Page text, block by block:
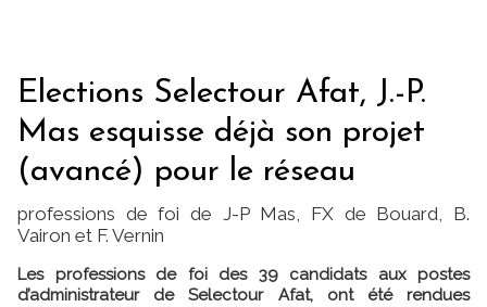
Elections Selectour Afat, J.-P.
Mas esquisse déjà son projet
(avancé) pour le réseau
professions de foi de J-P Mas, FX de Bouard, B.
Vairon et F. Vernin
Les professions de foi des 39 candidats aux postes
d’administrateur de Selectour Afat, ont été rendues